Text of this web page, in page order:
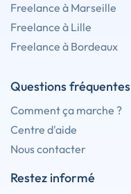
Freelance à Marseille
Freelance à Lille
Freelance à Bordeaux
Questions fréquentes
Comment ça marche ?
Centre d'aide
Nous contacter
Restez informé